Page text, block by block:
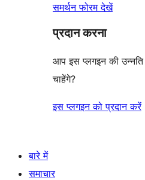
समर्थन फोरम देखें
प्रदान करना
आप इस प्लगइन की
चाहेंगे?
इस प्लगइन को प्रदान करें
बारे में
समाचार